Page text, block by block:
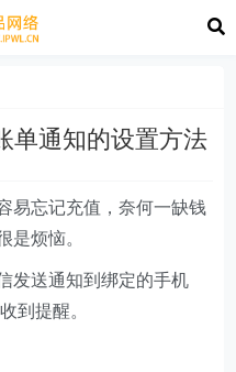
单通知的设置方法
易忘记充值，奈何一缺钱
是烦恼。
发送通知到绑定的手机
到提醒。